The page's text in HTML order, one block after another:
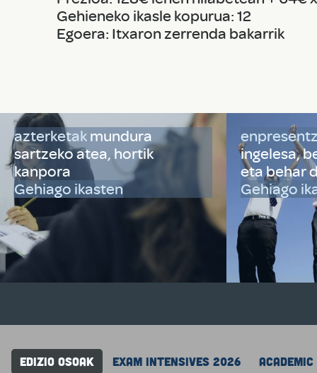
Gehieneko ikasle kopurua: 12
Egoera: Itxaron zerrenda bakarrik
azterketak mundura
sartzeko atea, hortik
kanpora
Gehiago ikasten
ingelesa,
eta behar
Gehiago
EDIZIO OSOAK EXAM INTENSIVES 2026